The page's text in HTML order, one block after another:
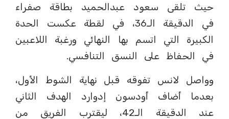
حيث تلقى سعود عبدالحميد بطاقة صفراء
في الدقيقة الـ36، في لقطة عكست الحدة
الكبيرة التي اتسم بها النهائي ورغبة اللاعبين
في الحفاظ على النسق التنافسي.
وواصل لانس تفوقه قبل نهاية الشوط الأول،
بعدما أضاف أودسون إدوارد الهدف الثاني
عند الدقيقة الـ42، ليقترب الفريق من